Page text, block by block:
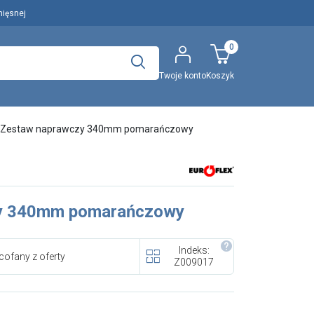
Polecany artykuł
urządzeń dla przetwórstwa
mięsnego
Twoje kontoKoszyk
0
Wyszukaj
Zestaw naprawczy 340mm pomarańczowy
340mm pomarańczowy
z oferty
Indeks:
Z009017